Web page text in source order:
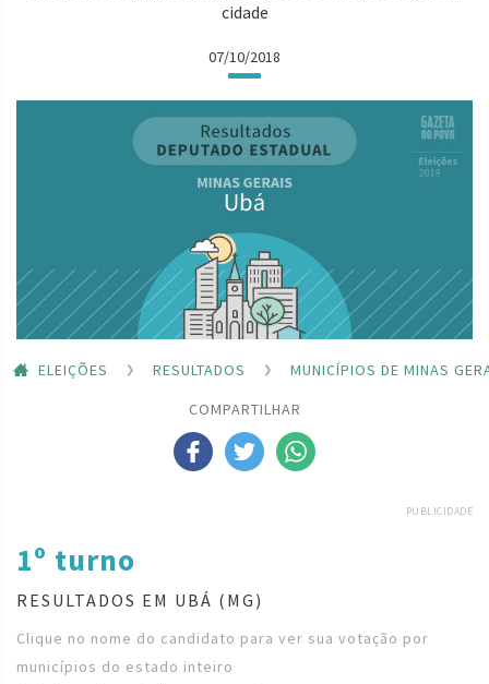
cidade
07/10/2018
ELEIÇÕES RESULTADOS
MUNICÍPIOS DE MINAS
COMPARTILHAR
PUBLICIDADE
1º turno
RESULTADOS EM UBÁ (MG)
Clique no nome do candidato para ver sua votação por
municípios do estado inteiro